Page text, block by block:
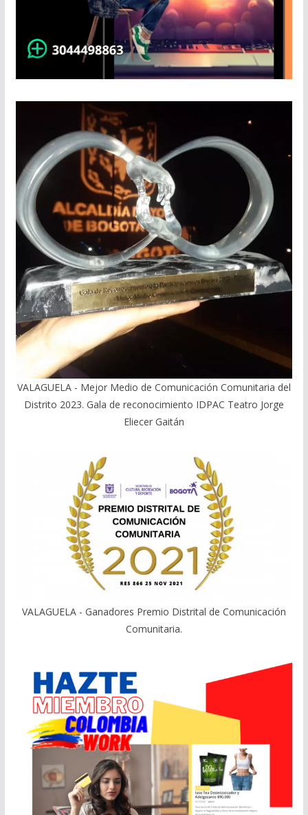
VALAGUELA - Mejor Medio de Comunicación Comunitaria del
Distrito 2023. Gala de reconocimiento IDPAC Teatro Jorge
Eliecer Gaitán
VALAGUELA - Ganadores Premio Distrital de Comunicación
Comunitaria.